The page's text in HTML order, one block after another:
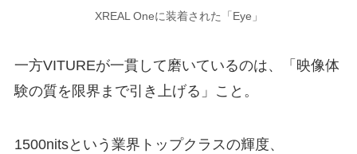
XREAL Oneに装着された「Eye」
一方VITUREが一貫して磨いているのは、「映像体
験の質を限界まで引き上げる」こと。
1500nitsという業界トップクラスの輝度、